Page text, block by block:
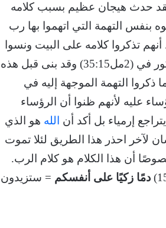
فقد حدث هيجان عظيم بسبب كلامه
التهمة التي اتهموا بها رب
تذكروا كلامه على البيت ونسوا
= لعله المذكور في (2مل35:15) وقد بنى قبل هذه
ذكروا التهمة الموجهة إليه في
عليه لأنهم ظنوا أن الرؤساء
الله هو الذي
لآخر احذر هذا الطريق لئلا تموت
أن هذا الكلام هو كلام الرب.
دمًا زكيًا على أنفسكم = ستزيدون